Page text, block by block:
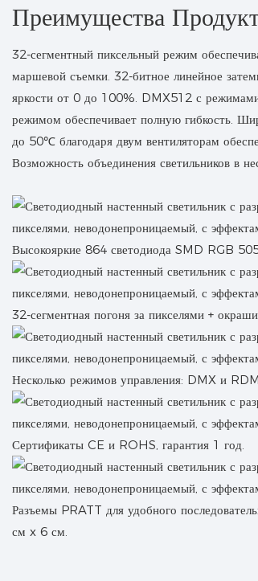
Преимущества
32-сегментный пиксельный режим
маршевой съемки. 32-битное линейное
яркости от 0 до 100%. DMX512 с
режимом обеспечивает полную гибкость.
до 50℃ благодаря двум вентиляторам
Возможность объединения светильников в
Высокояркие 864 светодиода SMD RGB
32-сегментная погоня за пикселями +
Несколько режимов управления: DMX и RDM
Сертификаты CE и ROHS, гарантия 1 год.
Разъемы PRATT для удобного
см x 6 см.